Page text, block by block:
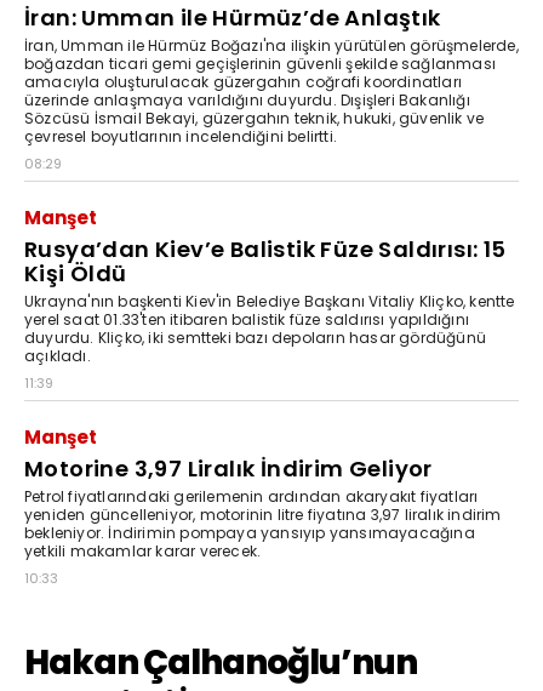
İran: Umman ile Hürmüz’de Anlaştık
İran, Umman ile Hürmüz Boğazı'na ilişkin yürütülen görüşmelerde,
boğazdan ticari gemi geçişlerinin güvenli şekilde sağlanması
amacıyla oluşturulacak güzergahın coğrafi koordinatları
üzerinde anlaşmaya varıldığını duyurdu. Dışişleri Bakanlığı
Sözcüsü İsmail Bekayi, güzergahın teknik, hukuki, güvenlik ve
çevresel boyutlarının incelendiğini belirtti.
08:29
Manşet
Rusya’dan Kiev’e Balistik Füze Saldırısı: 15
Kişi Öldü
Ukrayna'nın başkenti Kiev'in Belediye Başkanı Vitaliy Kliçko, kentte
yerel saat 01.33'ten itibaren balistik füze saldırısı yapıldığını
duyurdu. Kliçko, iki semtteki bazı depoların hasar gördüğünü
açıkladı.
11:39
Manşet
Motorine 3,97 Liralık İndirim Geliyor
Petrol fiyatlarındaki gerilemenin ardından akaryakıt fiyatları
yeniden güncelleniyor, motorinin litre fiyatına 3,97 liralık indirim
bekleniyor. İndirimin pompaya yansıyıp yansımayacağına
yetkili makamlar karar verecek.
10:33